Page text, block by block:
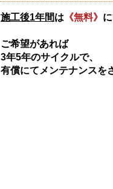
施工後1年間は 《無料》
ご希望があれば
3年5年のサイクルで、
有償にてメンテナンスを